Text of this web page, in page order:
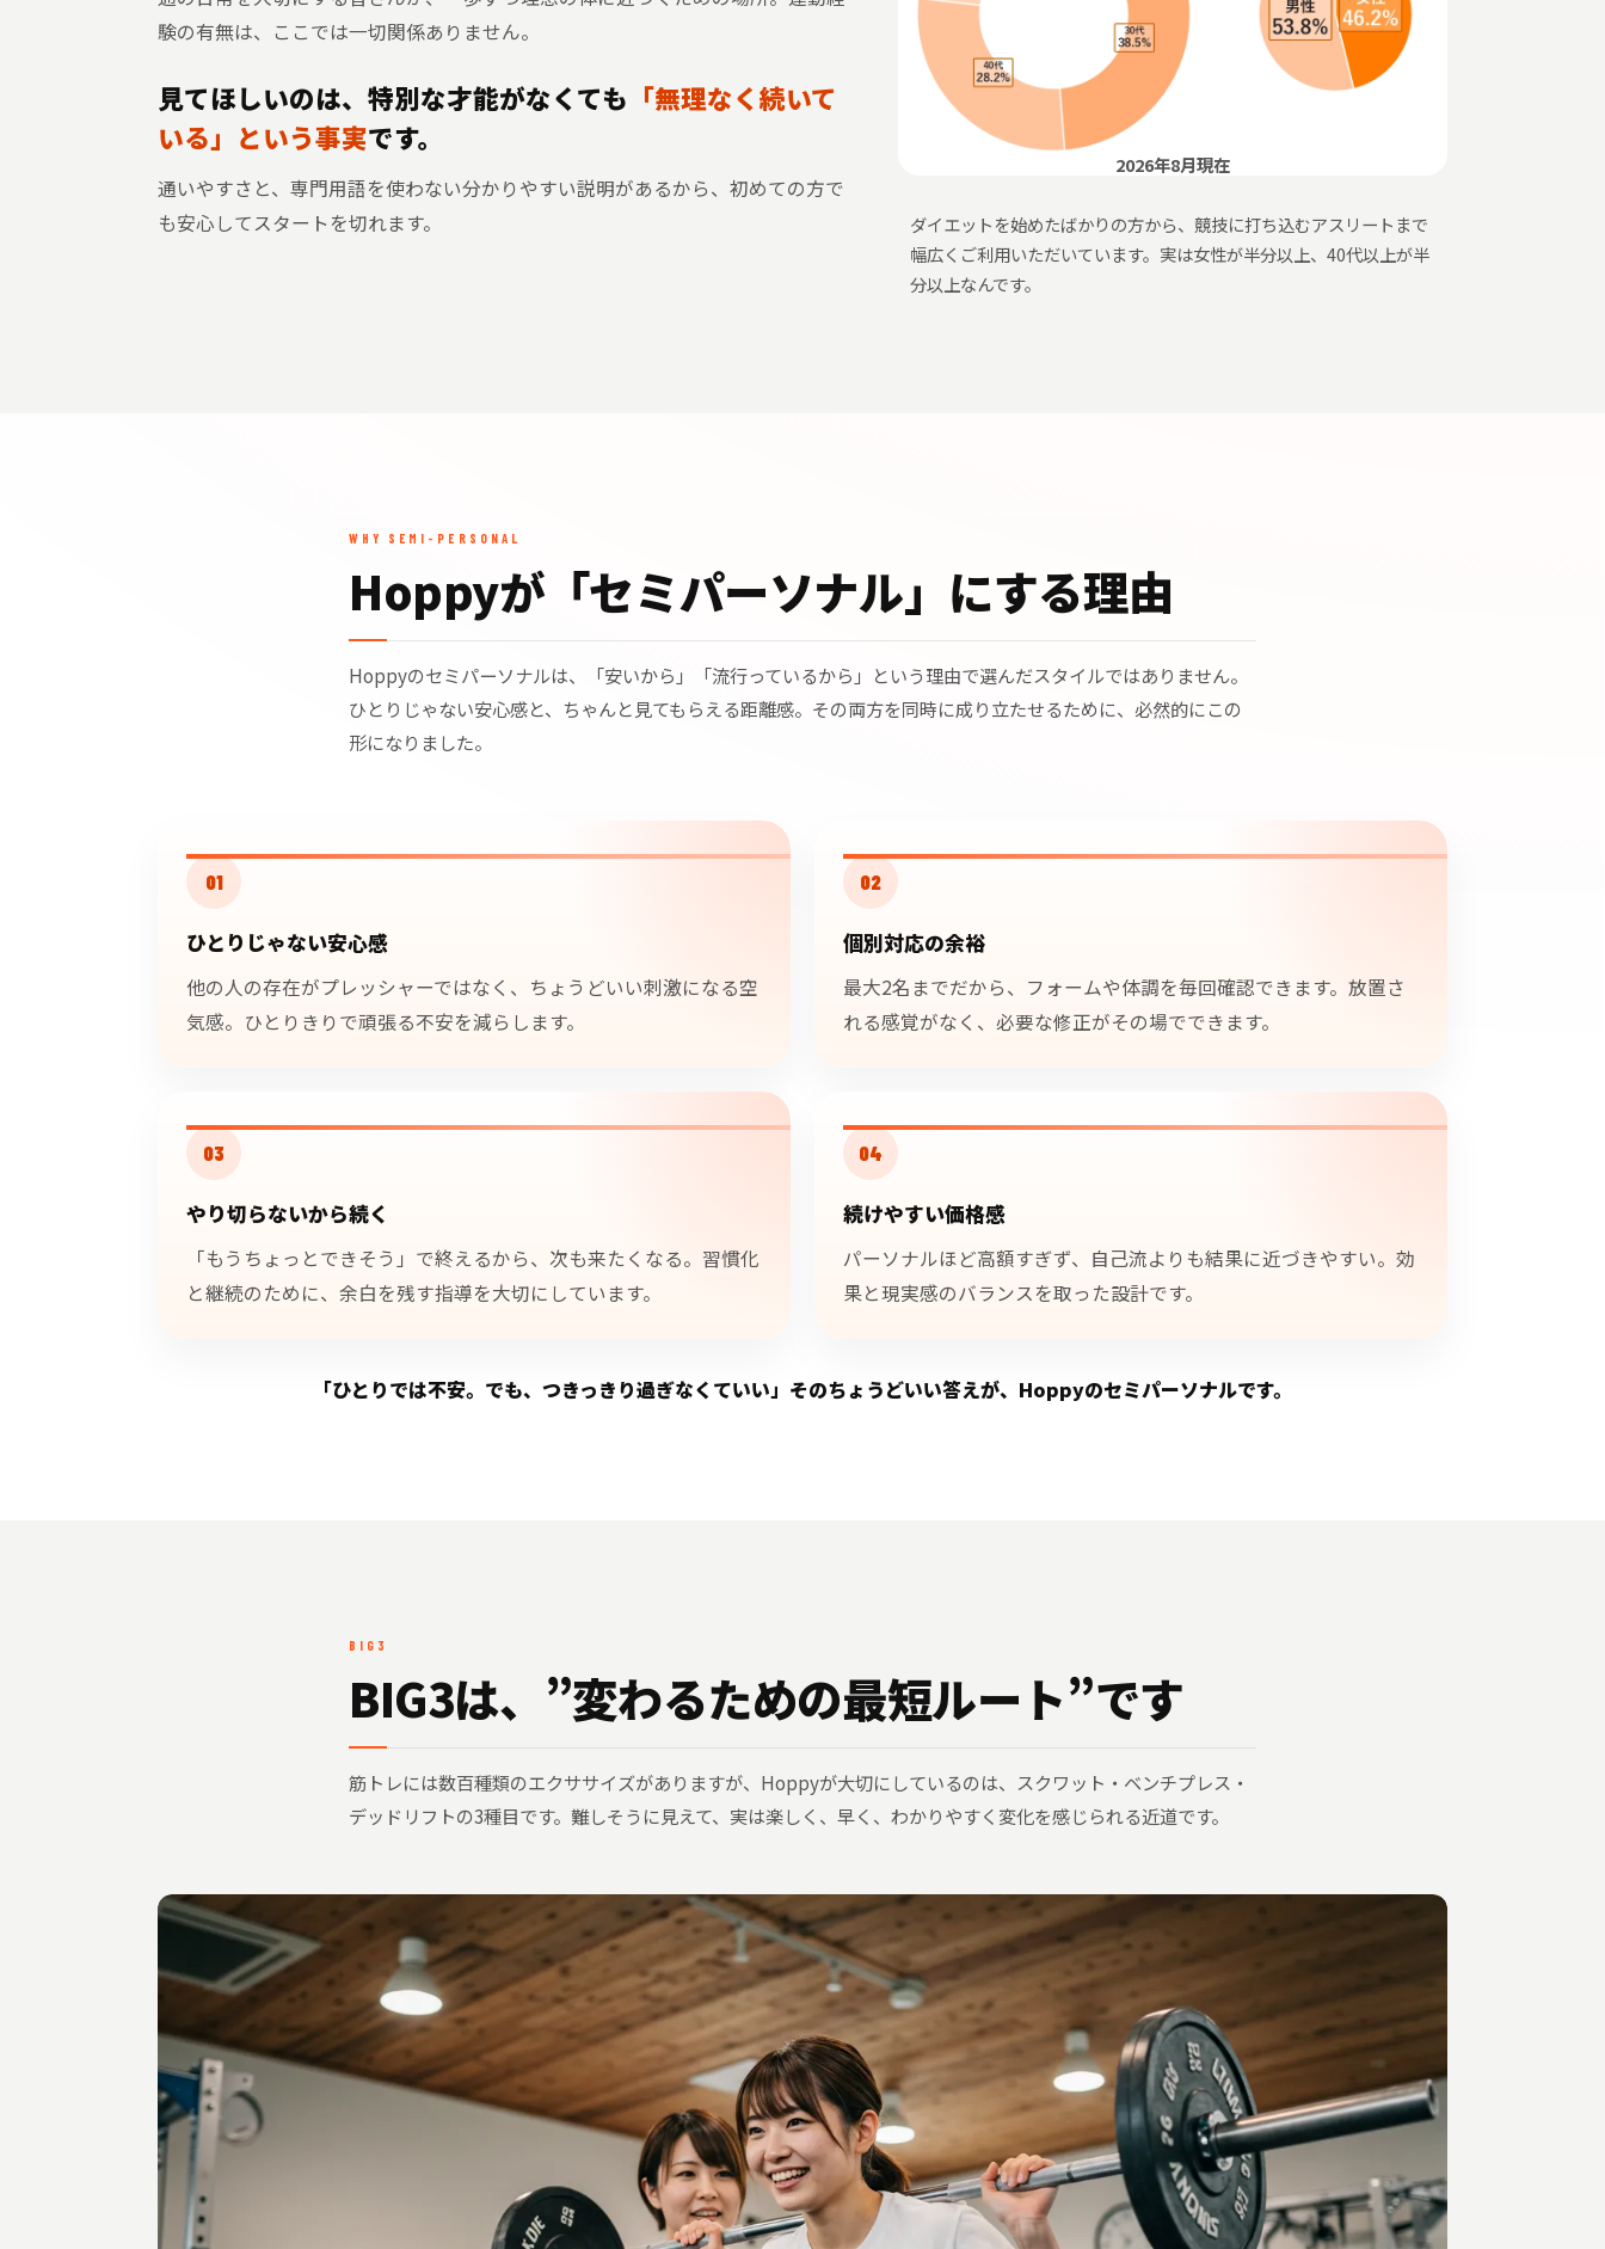
験の有無は、ここでは一切関係ありません。
見てほしいのは、特別な才能がなくても 「無理なく続いて
いる」という事実です。
通いやすさと、専門用語を使わない分かりやすい説明があるから、初めての方で
も安心してスタートを切れます。
2026年8月現在
ダイエットを始めたばかりの方から、競技に打ち込むアスリートまで
幅広くご利用いただいています。実は女性が半分以上、40代以上が半
分以上なんです。
WHY SEMI-PERSONAL
Hoppyが「セミパーソナル」にする理由
Hoppyのセミパーソナルは、「安いから」「流行っているから」という理由で選んだスタイルではありません。
ひとりじゃない安心感と、ちゃんと見てもらえる距離感。その両方を同時に成り立たせるために、必然的にこの
形になりました。
01
ひとりじゃない安心感
他の人の存在がプレッシャーではなく、ちょうどいい刺激になる空
気感。ひとりきりで頑張る不安を減らします。
02
個別対応の余裕
最大2名までだから、フォームや体調を毎回確認できます。放置さ
れる感覚がなく、必要な修正がその場でできます。
03
やり切らないから続く
「もうちょっとできそう」で終えるから、次も来たくなる。習慣化
と継続のために、余白を残す指導を大切にしています。
04
続けやすい価格感
パーソナルほど高額すぎず、自己流よりも結果に近づきやすい。効
果と現実感のバランスを取った設計です。
「ひとりでは不安。でも、つきっきり過ぎなくていい」そのちょうどいい答えが、Hoppyのセミパーソナルです。
BIG3
BIG3は、”変わるための最短ルート”です
筋トレには数百種類のエクササイズがありますが、Hoppyが大切にしているのは、スクワット・ベンチプレス・
デッドリフトの3種目です。難しそうに見えて、実は楽しく、早く、わかりやすく変化を感じられる近道です。